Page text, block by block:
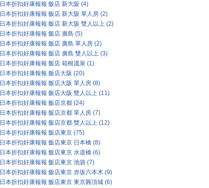
日本折扣好康報報 飯店 新大阪 (4)
日本折扣好康報報 飯店 新大阪 單人房 (2)
日本折扣好康報報 飯店 新大阪 雙人以上 (2)
日本折扣好康報報 飯店 廣島 (5)
日本折扣好康報報 飯店 廣島 單人房 (2)
日本折扣好康報報 飯店 廣島 雙人以上 (3)
日本折扣好康報報 飯店 箱根溫泉 (1)
日本折扣好康報報 飯店大阪 (20)
日本折扣好康報報 飯店大阪 單人房 (8)
日本折扣好康報報 飯店大阪 雙人以上 (11)
日本折扣好康報報 飯店京都 (24)
日本折扣好康報報 飯店京都 單人房 (7)
日本折扣好康報報 飯店京都 雙人以上 (12)
日本折扣好康報報 飯店東京 (75)
日本折扣好康報報 飯店東京 日本橋 (8)
日本折扣好康報報 飯店東京 水道橋 (6)
日本折扣好康報報 飯店東京 池袋 (7)
日本折扣好康報報 飯店東京 赤坂六本木 (9)
日本折扣好康報報 飯店東京 東京圓頂城 (6)